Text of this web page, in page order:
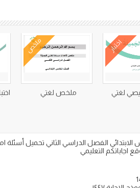
اختبار
لغتي
ملخص
ملخص لغتي